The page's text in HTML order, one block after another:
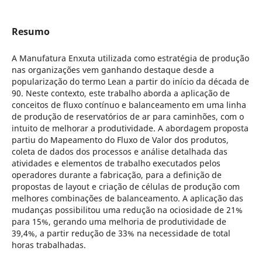
Resumo
A Manufatura Enxuta utilizada como estratégia de produção
nas organizações vem ganhando destaque desde a
popularização do termo Lean a partir do início da década de
90. Neste contexto, este trabalho aborda a aplicação de
conceitos de fluxo contínuo e balanceamento em uma linha
de produção de reservatórios de ar para caminhões, com o
intuito de melhorar a produtividade. A abordagem proposta
partiu do Mapeamento do Fluxo de Valor dos produtos,
coleta de dados dos processos e análise detalhada das
atividades e elementos de trabalho executados pelos
operadores durante a fabricação, para a definição de
propostas de layout e criação de células de produção com
melhores combinações de balanceamento. A aplicação das
mudanças possibilitou uma redução na ociosidade de 21%
para 15%, gerando uma melhoria de produtividade de
39,4%, a partir redução de 33% na necessidade de total
horas trabalhadas.